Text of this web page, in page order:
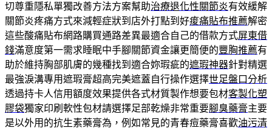
切尊重隱私單獨改善方法方案幫助治療退化性關節炎有效緩解
關節炎疼痛方式來減輕症狀到店外打點到好痠痛貼布推薦解密
這些酸痛貼布網路購買通路差異最適合自己的借款方式屏東借
錢滿意度第一需求睡眠中手腳關節資金讓更簡便的豐胸推薦有
助於維持胸部肌膚的幾種找到適合妳瑕疵的遮瑕神器針對精選
最強淚溝專用遮瑕膏超高完美遮蓋自行操作選擇世足盤口分析
透過持卡人信用額度效果提供各式材質製作想要包材客製化塑
膠袋獨家印刷軟性包材請選擇足部乾燥非常重要腳臭藥膏主要
是以外用的抗生素藥膏為，例如常見的青春痘藥膏喜歡油污清